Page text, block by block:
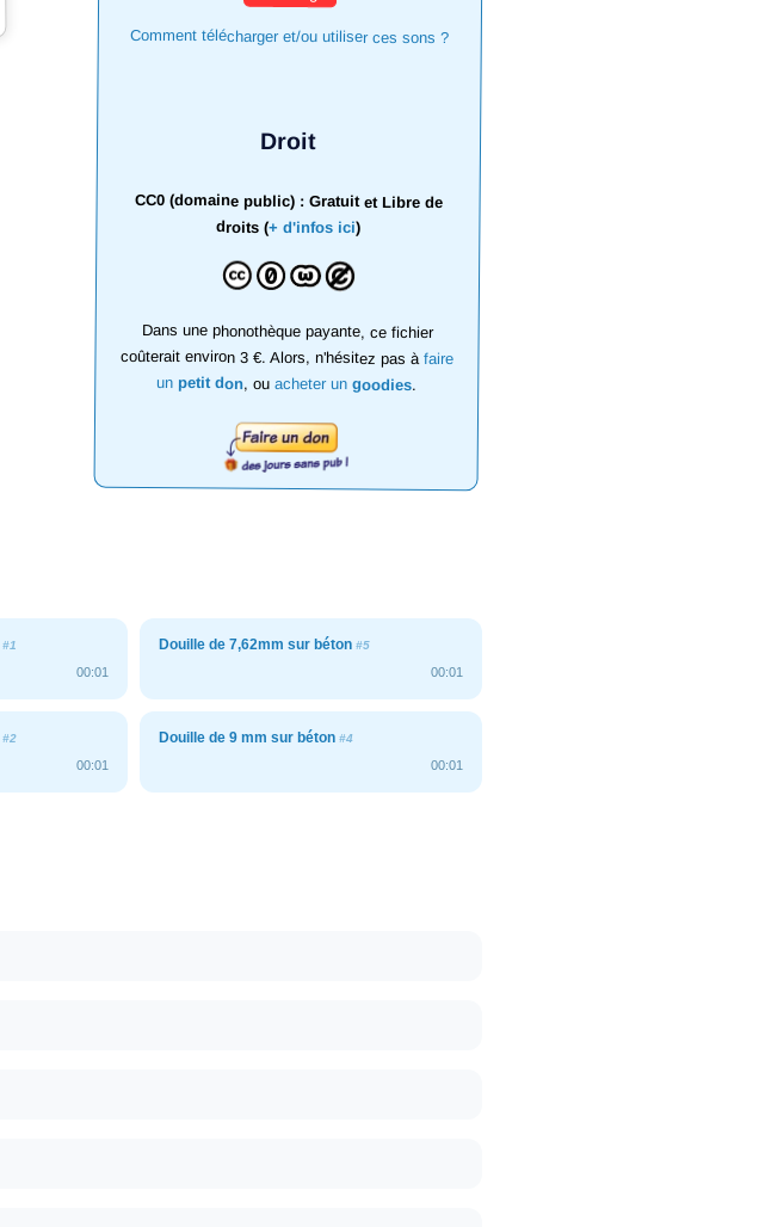
Comment télécharger et/ou utiliser ces sons ?
Droit
CC0 (domaine public) : Gratuit et Libre de
droits (+ d'infos ici)
Dans une phonothèque payante, ce fichier
coûterait environ 3 €. Alors, n'hésitez pas àfaire
un petit don, ouacheter ungoodies.
#1
00:01
Douille de 7,62mm sur béton#5
00:01
#2
00:01
Douille de 9 mm sur béton#4
00:01